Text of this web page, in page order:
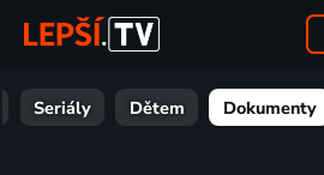
Seriály Dětem Dokumenty